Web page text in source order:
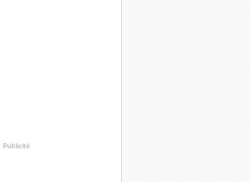
Publicité